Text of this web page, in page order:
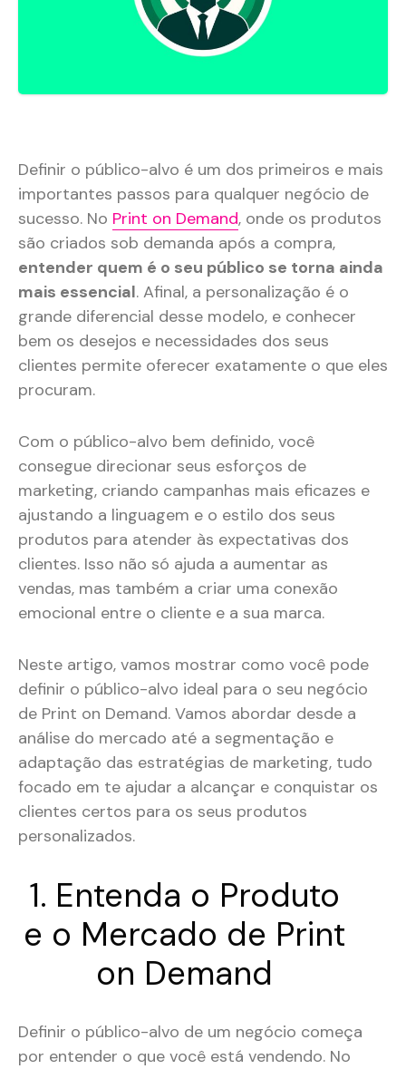
Definir o público-alvo é um dos primeiros e mais
importantes passos para qualquer negócio de
sucesso. No Print on Demand, onde os produtos
são criados sob demanda após a compra,
entender quem é o seu público se torna ainda
mais essencial. Afinal, a personalização é o
grande diferencial desse modelo, e conhecer
bem os desejos e necessidades dos seus
clientes permite oferecer exatamente o que eles
procuram​​.
Com o público-alvo bem definido, você
consegue direcionar seus esforços de
marketing, criando campanhas mais eficazes e
ajustando a linguagem e o estilo dos seus
produtos para atender às expectativas dos
clientes. Isso não só ajuda a aumentar as
vendas, mas também a criar uma conexão
emocional entre o cliente e a sua marca​.
Neste artigo, vamos mostrar como você pode
definir o público-alvo ideal para o seu negócio
de Print on Demand. Vamos abordar desde a
análise do mercado até a segmentação e
adaptação das estratégias de marketing, tudo
focado em te ajudar a alcançar e conquistar os
clientes certos para os seus produtos
personalizados.
1. Entenda o Produto
e o Mercado de Print
on Demand
Definir o público-alvo de um negócio começa
por entender o que você está vendendo. No